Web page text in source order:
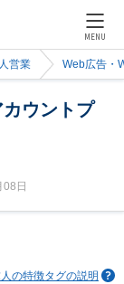
MENU
営業 Web広告・
ウントプ
日
の特徴タグの説明